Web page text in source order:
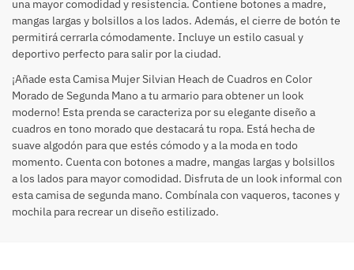
una mayor comodidad y resistencia. Contiene botones a madre,
mangas largas y bolsillos a los lados. Además, el cierre de botón te
permitirá cerrarla cómodamente. Incluye un estilo casual y
deportivo perfecto para salir por la ciudad.
¡Añade esta Camisa Mujer Silvian Heach de Cuadros en Color
Morado de Segunda Mano a tu armario para obtener un look
moderno! Esta prenda se caracteriza por su elegante diseño a
cuadros en tono morado que destacará tu ropa. Está hecha de
suave algodón para que estés cómodo y a la moda en todo
momento. Cuenta con botones a madre, mangas largas y bolsillos
a los lados para mayor comodidad. Disfruta de un look informal con
esta camisa de segunda mano. Combínala con vaqueros, tacones y
mochila para recrear un diseño estilizado.